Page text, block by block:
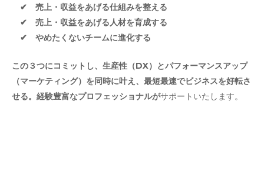
✔︎ 売上・収益をあげる仕組みを整える
✔︎ 売上・収益をあげる人材を育成する
✔︎ やめたくないチームに進化する
この３つにコミットし、生産性（DX）とパフォーマンスアップ
（マーケティング）を同時に叶え、最短最速でビジネスを好転さ
せる。経験豊富なプロフェッショナルがサポートいたします。